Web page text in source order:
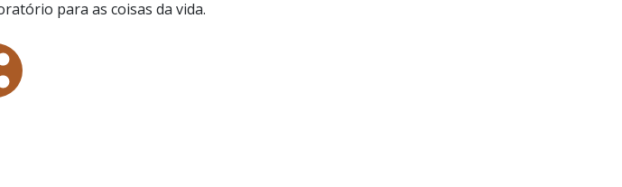
para as coisas da vida.